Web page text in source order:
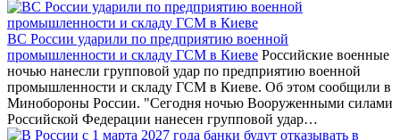
ВС России ударили по предприятию военной
промышленности и складу ГСМ в Киеве Российские военные
ночью нанесли групповой удар по предприятию военной
промышленности и складу ГСМ в Киеве. Об этом сообщили в
Минобороны России. "Сегодня ночью Вооруженными силами
Российской Федерации нанесен групповой удар…